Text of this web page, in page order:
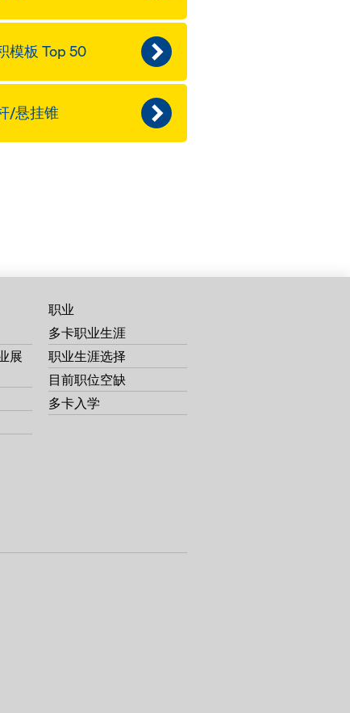
模板 Top 50
/悬挂锥
展
职业
多卡职业生涯
职业生涯选择
目前职位空缺
多卡入学